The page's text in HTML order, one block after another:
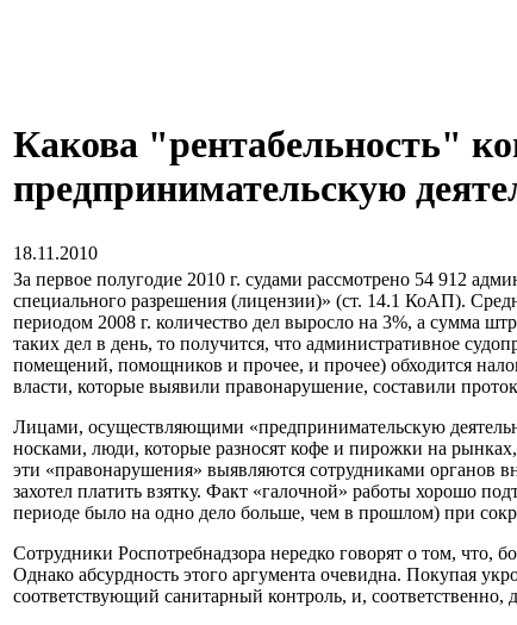
Какова "рентабельность"
предпринимательскую
18.11.2010
За первое полугодие 2010 г. судами рассмотрено 54 912
специального разрешения (лицензии)» (ст. 14.1 КоАП).
периодом 2008 г. количество дел выросло на 3%, а сумма
таких дел в день, то получится, что административное
помещений, помощников и прочее, и прочее) обходится
власти, которые выявили правонарушение, составили
Лицами, осуществляющими «предпринимательскую
носками, люди, которые разносят кофе и пирожки на
эти «правонарушения» выявляются сотрудниками органов
захотел платить взятку. Факт «галочной» работы хорошо
периоде было на одно дело больше, чем в прошлом) при
Сотрудники Роспотребнадзора нередко говорят о том, что,
Однако абсурдность этого аргумента очевидна. Покупая
соответствующий санитарный контроль, и,